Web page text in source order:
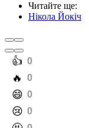
Читайте ще:
Нікола Йокіч
️👍 0
️🔥 0
️😄 0
️😢 0